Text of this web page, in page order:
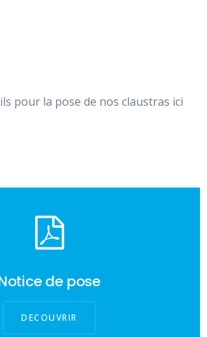
pour la pose de nos claustras ici
de pose
DECOUVRIR